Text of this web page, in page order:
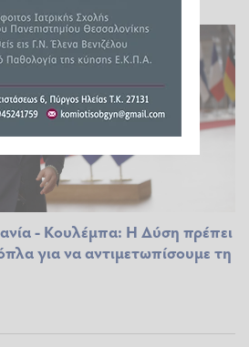
- Κουλέμπα: Η Δύση πρέπει
για να αντιμετωπίσουμε τη